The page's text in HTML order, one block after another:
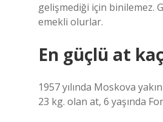
gelişmediği için binilemez.
emekli olurlar.
En güçlü at
1957 yılında Moskova
23 kg. olan at, 6 yaşında